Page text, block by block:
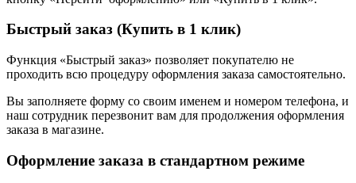
Быстрый заказ (Купить в 1 клик)
Функция «Быстрый заказ» позволяет покупателю не
проходить всю процедуру оформления заказа самостоятельно.
Вы заполняете форму со своим именем и номером телефона, и
наш сотрудник перезвонит вам для продолжения оформления
заказа в магазине.
Оформление заказа в стандартном режиме